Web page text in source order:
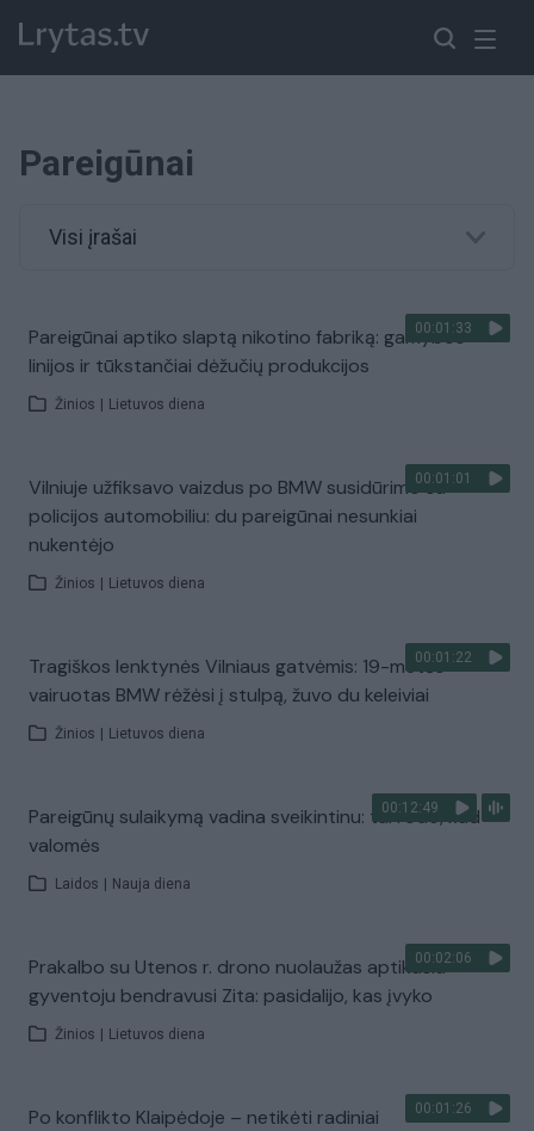
Pareigūnai
Visi įrašai
00:01:33
Pareigūnai aptiko slaptą nikotino fabriką: gamybos
linijos ir tūkstančiai dėžučių produkcijos
Žinios Lietuvos diena
00:01:01
Vilniuje užfiksavo vaizdus po BMW susidūrimo su
policijos automobiliu: du pareigūnai nesunkiai
nukentėjo
Žinios Lietuvos diena
00:01:22
Tragiškos lenktynės Vilniaus gatvėmis: 19-metės
vairuotas BMW rėžėsi į stulpą, žuvo du keleiviai
Žinios Lietuvos diena
00:12:49
Pareigūnų sulaikymą vadina sveikintinu: tai rodo, kad
valomės
Laidos Nauja diena
00:02:06
Prakalbo su Utenos r. drono nuolaužas aptikusiu
gyventoju bendravusi Zita: pasidalijo, kas įvyko
Žinios Lietuvos diena
00:01:26
Po konflikto Klaipėdoje – netikėti radiniai